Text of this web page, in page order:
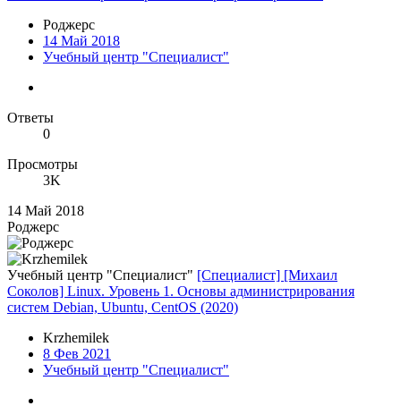
Роджерc
14 Май 2018
Учебный центр "Специалист"
Ответы
0
Просмотры
3K
14 Май 2018
Роджерc
Учебный центр "Специалист" [Специалист] [Михаил
Соколов] Linux. Уровень 1. Основы администрирования
систем Debian, Ubuntu, CentOS (2020)
Krzhemilek
8 Фев 2021
Учебный центр "Специалист"